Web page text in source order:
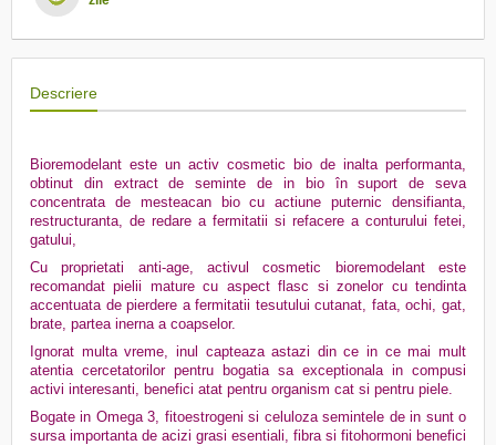
Descriere
Bioremodelant este un activ cosmetic bio de inalta performanta,
obtinut din extract de seminte de in bio în suport de seva
concentrata de mesteacan bio cu actiune puternic densifianta,
restructuranta, de redare a fermitatii si refacere a conturului fetei,
gatului,
Cu proprietati anti-age, activul cosmetic bioremodelant este
recomandat pielii mature cu aspect flasc si zonelor cu tendinta
accentuata de pierdere a fermitatii tesutului cutanat, fata, ochi, gat,
brate, partea inerna a coapselor.
Ignorat multa vreme, inul capteaza astazi din ce in ce mai mult
atentia cercetatorilor pentru bogatia sa exceptionala in compusi
activi interesanti, benefici atat pentru organism cat si pentru piele.
Bogate in Omega 3, fitoestrogeni si celuloza semintele de in sunt o
sursa importanta de acizi grasi esentiali, fibra si fitohormoni benefici